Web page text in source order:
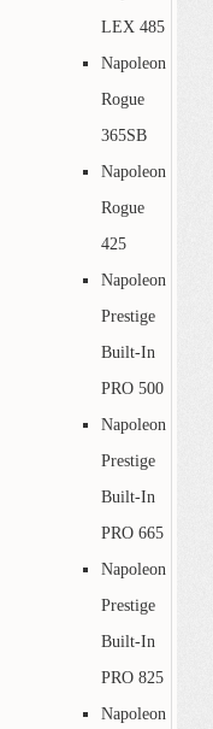
LEX 485
Napoleon
Rogue
365SB
Napoleon
Rogue
425
Napoleon
Prestige
Built-In
PRO 500
Napoleon
Prestige
Built-In
PRO 665
Napoleon
Prestige
Built-In
PRO 825
Napoleon